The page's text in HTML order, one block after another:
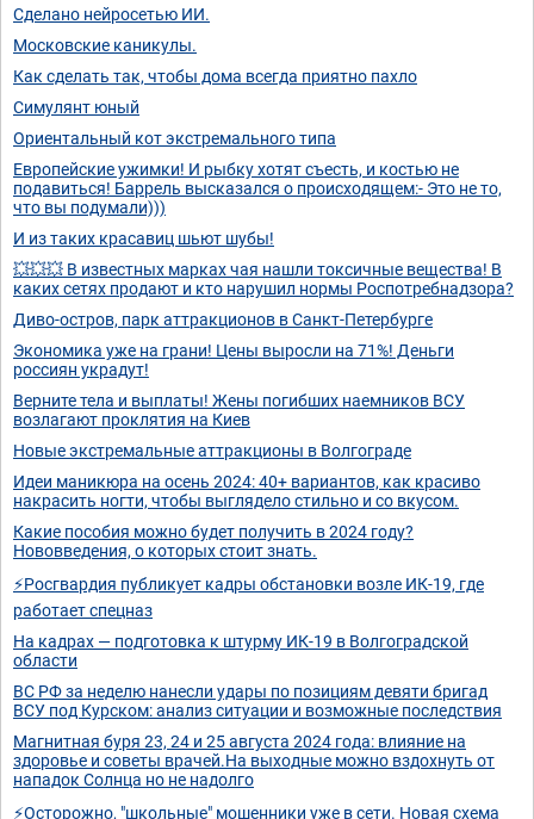
Сделано нейросетью ИИ.
Московские каникулы.
Как сделать так, чтобы дома всегда приятно пахло
Симулянт юный
Ориентальный кот экстремального типа
Европейские ужимки! И рыбку хотят съесть, и костью не
подавиться! Баррель высказался о происходящем:- Это не то,
что вы подумали)))
И из таких красавиц шьют шубы!
💥💥💥 В известных марках чая нашли токсичные вещества! В
каких сетях продают и кто нарушил нормы Роспотребнадзора?
Диво-остров, парк аттракционов в Санкт-Петербурге
Экономика уже на грани! Цены выросли на 71%! Деньги
россиян украдут!
Верните тела и выплаты! Жены погибших наемников ВСУ
возлагают проклятия на Киев
Новые экстремальные аттракционы в Волгограде
Идеи маникюра на осень 2024: 40+ вариантов, как красиво
накрасить ногти, чтобы выглядело стильно и со вкусом.
Какие пособия можно будет получить в 2024 году?
Нововведения, о которых стоит знать.
⚡️Росгвардия публикует кадры обстановки возле ИК-19, где
работает спецназ
На кадрах — подготовка к штурму ИК-19 в Волгоградской
области
ВС РФ за неделю нанесли удары по позициям девяти бригад
ВСУ под Курском: анализ ситуации и возможные последствия
Магнитная буря 23, 24 и 25 августа 2024 года: влияние на
здоровье и советы врачей.На выходные можно вздохнуть от
нападок Солнца но не надолго
⚡️Осторожно, "школьные" мошенники уже в сети. Новая схема